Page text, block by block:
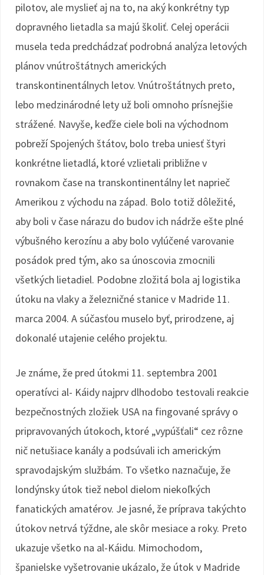
pilotov, ale myslieť aj na to, na aký konkrétny typ
dopravného lietadla sa majú školiť. Celej operácii
musela teda predchádzať podrobná analýza letových
plánov vnútroštátnych amerických
transkontinentálnych letov. Vnútroštátnych preto,
lebo medzinárodné lety už boli omnoho prísnejšie
strážené. Navyše, keďže ciele boli na východnom
pobreží Spojených štátov, bolo treba uniesť štyri
konkrétne lietadlá, ktoré vzlietali približne v
rovnakom čase na transkontinentálny let naprieč
Amerikou z východu na západ. Bolo totiž dôležité,
aby boli v čase nárazu do budov ich nádrže ešte plné
výbušného kerozínu a aby bolo vylúčené varovanie
posádok pred tým, ako sa únoscovia zmocnili
všetkých lietadiel. Podobne zložitá bola aj logistika
útoku na vlaky a železničné stanice v Madride 11.
marca 2004. A súčasťou muselo byť, prirodzene, aj
dokonalé utajenie celého projektu.
Je známe, že pred útokmi 11. septembra 2001
operatívci al- Káidy najprv dlhodobo testovali reakcie
bezpečnostných zložiek USA na fingované správy o
pripravovaných útokoch, ktoré „vypúšťali“ cez rôzne
nič netušiace kanály a podsúvali ich americkým
spravodajským službám. To všetko naznačuje, že
londýnsky útok tiež nebol dielom niekoľkých
fanatických amatérov. Je jasné, že príprava takýchto
útokov netrvá týždne, ale skôr mesiace a roky. Preto
ukazuje všetko na al-Káidu. Mimochodom,
španielske vyšetrovanie ukázalo, že útok v Madride